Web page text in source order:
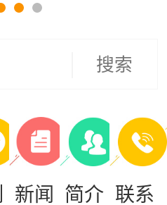
搜索
新闻 简介 联系